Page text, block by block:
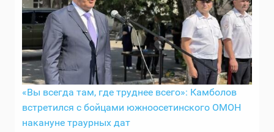
«Вы всегда там, где труднее всего»: Камболов
встретился с бойцами южноосетинского ОМОН
накануне траурных дат